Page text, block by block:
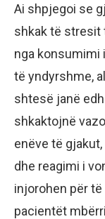
Ai shpjegoi se
shkak të stresit
nga konsumimi
të yndyrshme,
shtesë janë
shkaktojnë
enëve të
dhe reagimi i
injorohen për
pacientët